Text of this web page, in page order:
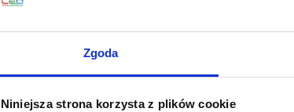
Zgoda
Niniejsza strona korzysta z plików cookie